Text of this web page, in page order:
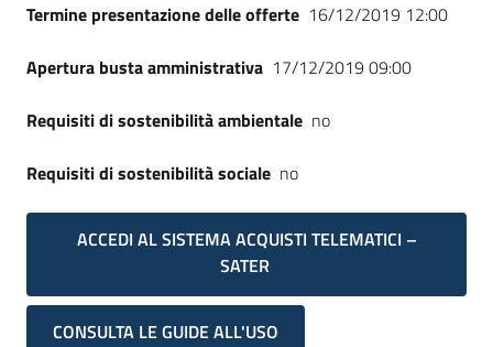
Termine presentazione delle offerte 16/12/2019 12:00
Apertura busta amministrativa 17/12/2019 09:00
Requisiti di sostenibilità ambientale no
Requisiti di sostenibilità sociale no
ACCEDI AL SISTEMA ACQUISTI TELEMATICI –
SATER
CONSULTA LE GUIDE ALL'USO